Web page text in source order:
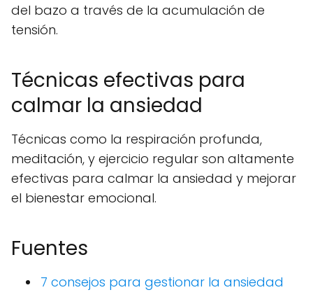
del bazo a través de la acumulación de
tensión.
Técnicas efectivas para
calmar la ansiedad
Técnicas como la respiración profunda,
meditación, y ejercicio regular son altamente
efectivas para calmar la ansiedad y mejorar
el bienestar emocional.
Fuentes
7 consejos para gestionar la ansiedad